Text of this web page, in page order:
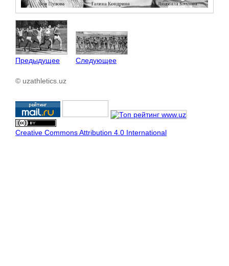
Предыдущее Следующее
© uzathletics.uz
Creative Commons Attribution 4.0 International